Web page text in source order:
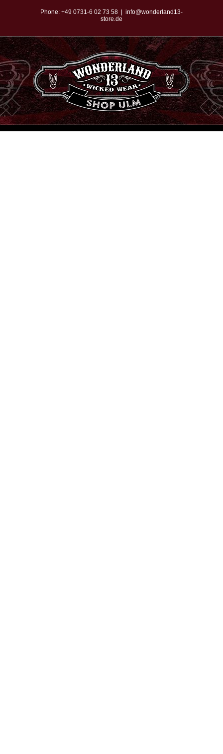
springen
Phone: +49 0731-6 02 73 58
info@wonderland13-
store.de